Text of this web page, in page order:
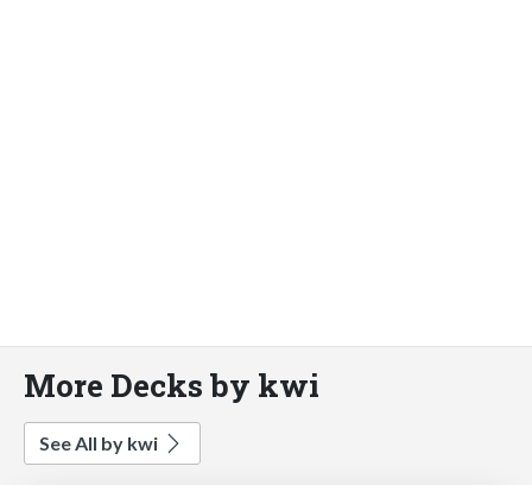
More Decks by kwi
See All by kwi